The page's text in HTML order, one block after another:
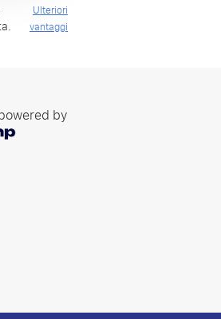
Ulteriori
vantaggi
by